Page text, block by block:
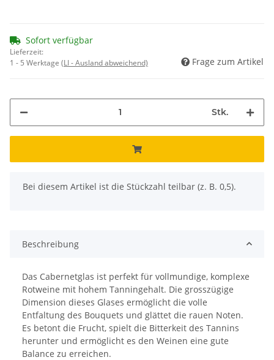
Sofort verfügbar
Lieferzeit:
1 - 5 Werktage (LI - Ausland abweichend) Frage zum Artikel
Stk.
x
Bei diesem Artikel ist die Stückzahl teilbar (z. B. 0,5).
Beschreibung
Das Cabernetglas ist perfekt für vollmundige, komplexe
Rotweine mit hohem Tanningehalt. Die grosszügige
Dimension dieses Glases ermöglicht die volle
Entfaltung des Bouquets und glättet die rauen Noten.
Es betont die Frucht, spielt die Bitterkeit des Tannins
herunter und ermöglicht es den Weinen eine gute
Balance zu erreichen.